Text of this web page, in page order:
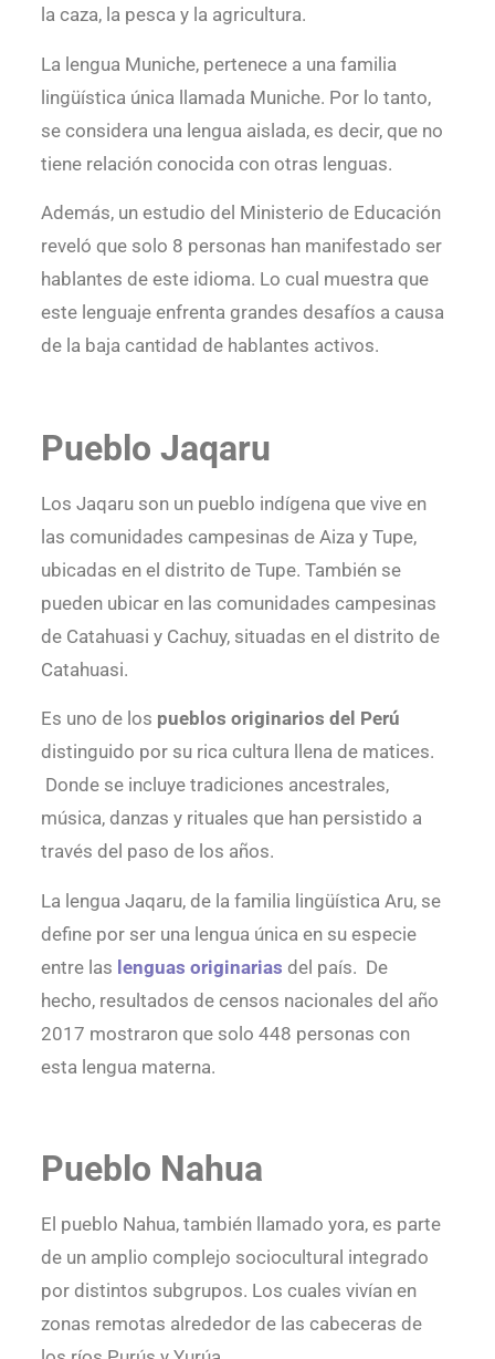
la caza, la pesca y la agricultura.
La lengua Muniche, pertenece a una familia
lingüística única llamada Muniche. Por lo tanto,
se considera una lengua aislada, es decir, que no
tiene relación conocida con otras lenguas.
Además, un estudio del Ministerio de Educación
reveló que solo 8 personas han manifestado ser
hablantes de este idioma. Lo cual muestra que
este lenguaje enfrenta grandes desafíos a causa
de la baja cantidad de hablantes activos.
Pueblo Jaqaru
Los Jaqaru son un pueblo indígena que vive en
las comunidades campesinas de Aiza y Tupe,
ubicadas en el distrito de Tupe. También se
pueden ubicar en las comunidades campesinas
de Catahuasi y Cachuy, situadas en el distrito de
Catahuasi.
Es uno de los pueblos originarios del Perú
distinguido por su rica cultura llena de matices.
Donde se incluye tradiciones ancestrales,
música, danzas y rituales que han persistido a
través del paso de los años.
La lengua Jaqaru, de la familia lingüística Aru, se
define por ser una lengua única en su especie
entre las lenguas originarias del país. De
hecho, resultados de censos nacionales del año
2017 mostraron que solo 448 personas con
esta lengua materna.
Pueblo Nahua
El pueblo Nahua, también llamado yora, es parte
de un amplio complejo sociocultural integrado
por distintos subgrupos. Los cuales vivían en
zonas remotas alrededor de las cabeceras de